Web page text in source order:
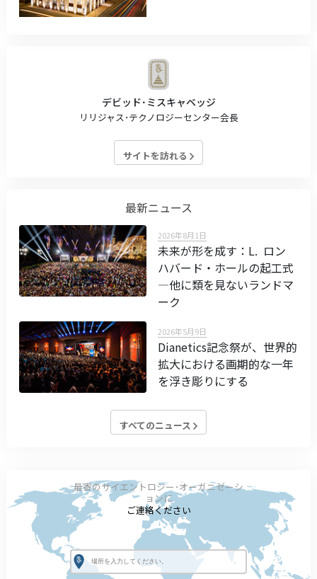
デビッド･ミスキャベッジ
リリジャス･テクノロジーセンター会長
サイトを訪れる
最新ニュース
2026年8月1日
未来が形を成す：L. ロン
ハバード・ホールの起工式
—他に類を見ないランドマ
ーク
2026年5月9日
Dianetics記念祭が、世界的
拡大における画期的な一年
を浮き彫りにする
すべてのニュース
最寄のサイエントロジー･オーガニゼーシ
ョンに
ご連絡ください